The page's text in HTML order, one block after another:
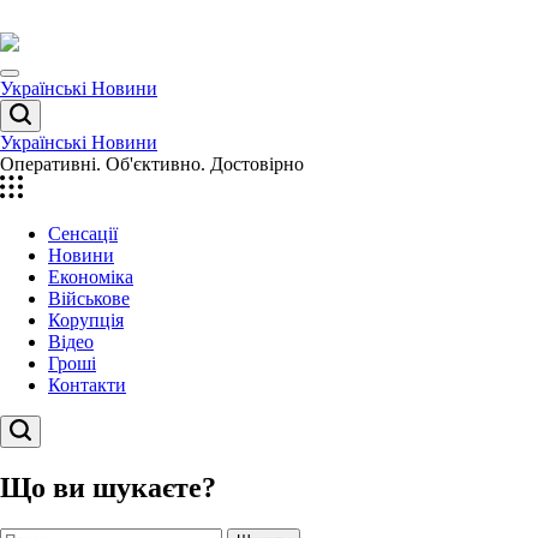
до
вмісту
Menu
Українські Новини
Пошук
Українські Новини
Оперативні. Об'єктивно. Достовірно
Сенсації
Новини
Економіка
Військове
Корупція
Відео
Гроші
Контакти
Пошук
Що ви шукаєте?